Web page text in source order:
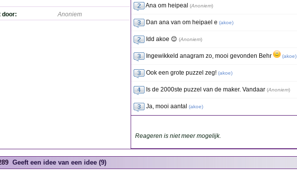
door: Anoniem
Ana om heipeal (Anoniem)
Dan ana van om heipael e (akoe)
Idd akoe 😊 (Anoniem)
Ingewikkeld anagram zo, mooi gevonden Behr (akoe)
Ook een grote puzzel zeg! (akoe)
Is de 2000ste puzzel van de maker. Vandaar (Anoniem)
Ja, mooi aantal (akoe)
Reageren is niet meer mogelijk.
Geeft een idee van een idee (9)